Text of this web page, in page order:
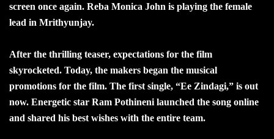
screen once again. Reba Monica John is playing the female
lead in Mrithyunjay.
After the thrilling teaser, expectations for the film
skyrocketed. Today, the makers began the musical
promotions for the film. The first single, “Ee Zindagi,” is out
now. Energetic star Ram Pothineni launched the song online
and shared his best wishes with the entire team.